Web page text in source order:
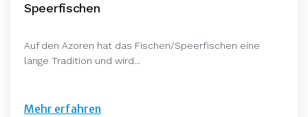
Speerfischen
Auf den Azoren hat das Fischen/Speerfischen eine
lange Tradition und wird...
Mehr erfahren